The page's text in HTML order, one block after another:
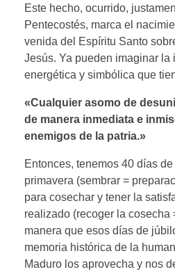
Este hecho, ocurrido,
Pentecostés, marca el
venida del Espíritu Santo
Jesús. Ya pueden imaginar la
energética y simbólica que
«Cualquier asomo de
de manera inmediata e
enemigos de la patria.»
Entonces, tenemos 40 días
primavera (sembrar =
para cosechar y tener la
realizado (recoger la cosecha
manera que esos días de
memoria histórica de la
Maduro los aprovecha y nos